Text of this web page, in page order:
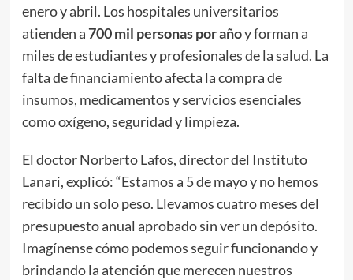
enero y abril. Los hospitales universitarios
atienden a700 mil personas por añoy forman a
miles de estudiantes y profesionales de la salud. La
falta de financiamiento afecta la compra de
insumos, medicamentos y servicios esenciales
como oxígeno, seguridad y limpieza.
El doctor Norberto Lafos, director del Instituto
Lanari, explicó: “Estamos a 5 de mayo y no hemos
recibido un solo peso. Llevamos cuatro meses del
presupuesto anual aprobado sin ver un depósito.
Imagínense cómo podemos seguir funcionando y
brindando la atención que merecen nuestros